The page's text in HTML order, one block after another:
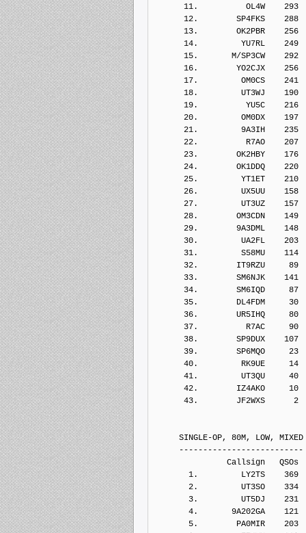
11.          OL4W    293
12.        SP4FKS    288
13.        OK2PBR    256
14.         YU7RL    249
15.       M/SP3CW    292
16.        YO2CJX    256
17.         OM0CS    241
18.         UT3WJ    190
19.          YU5C    216
20.         OM0DX    197
21.         9A3IH    235
22.          R7AO    207
23.        OK2HBY    176
24.        OK1DDQ    220
25.         YT1ET    210
26.         UX5UU    158
27.         UT3UZ    157
28.        OM3CDN    149
29.        9A3DML    148
30.         UA2FL    203
31.         S58MU    114
32.        IT9RZU     89
33.        SM6NJK    141
34.        SM6IQD     87
35.        DL4FDM     30
36.        UR5IHQ     80
37.          R7AC     90
38.        SP9DUX    107
39.        SP6MQO     23
40.         RK9UE     14
41.         UT3QU     40
42.        IZ4AKO     10
43.        JF2WXS      2
SINGLE-OP, 80M, LOW, MIXED
--------------------------
Callsign   QSOs  Points
1.         LY2TS    369
2.         UT3SO    334
3.         UT5DJ    231
4.       9A202GA    121
5.        PA0MIR    203